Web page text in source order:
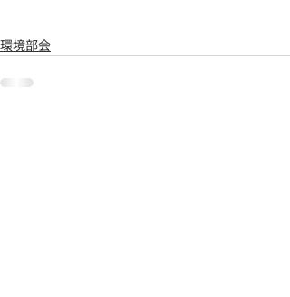
環境部会